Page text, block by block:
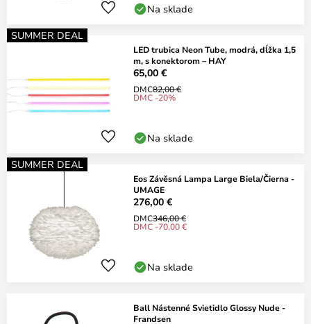
Na sklade
SUMMER DEAL
LED trubica Neon Tube, modrá, dĺžka 1,5
m, s konektorom – HAY
65,00 €
DMC82,00 €
DMC -20%
Na sklade
SUMMER DEAL
Eos Závěsná Lampa Large Biela/Čierna -
UMAGE
276,00 €
DMC346,00 €
DMC -70,00 €
Na sklade
Ball Nástenné Svietidlo Glossy Nude -
Frandsen